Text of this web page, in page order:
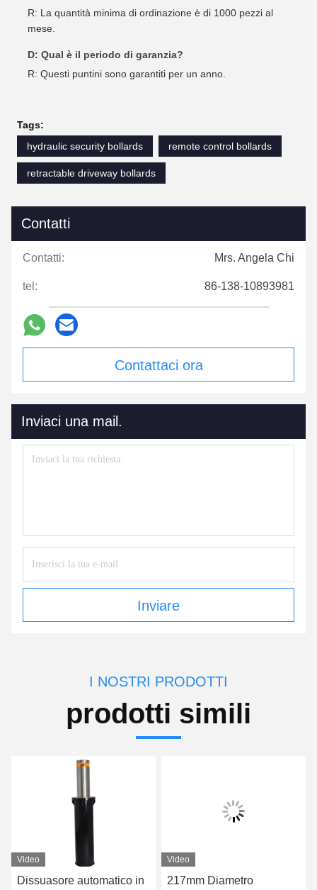
R: La quantità minima di ordinazione è di 1000 pezzi al
mese.
D: Qual è il periodo di garanzia?
R: Questi puntini sono garantiti per un anno.
Tags:
hydraulic security bollards
remote control bollards
retractable driveway bollards
Contatti
Contatti: Mrs. Angela Chi
tel: 86-138-10893981
Contattaci ora
Inviaci una mail.
Inviare
I NOSTRI PRODOTTI
prodotti simili
Video
Dissuasore automatico in
Video
217mm Diametro